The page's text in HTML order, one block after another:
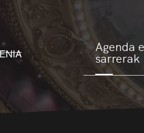
Agenda
sarrerak